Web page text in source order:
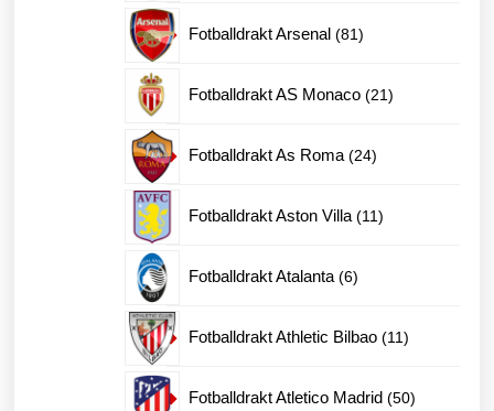
Fotballdrakt Arsenal 8181
Fotballdrakt AS Monaco 2121
Fotballdrakt As Roma 2424
Fotballdrakt Aston Villa 1111
Fotballdrakt Atalanta 66
Fotballdrakt Athletic Bilbao 1111
Fotballdrakt Atletico Madrid 5050